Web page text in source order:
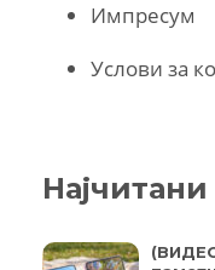
Импресум
Услови за
Најчитани